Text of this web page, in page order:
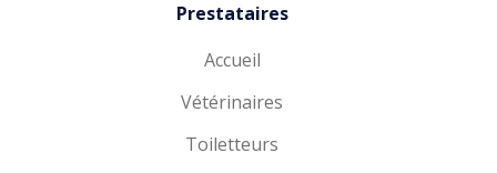
Prestataires
Accueil
Vétérinaires
Toiletteurs